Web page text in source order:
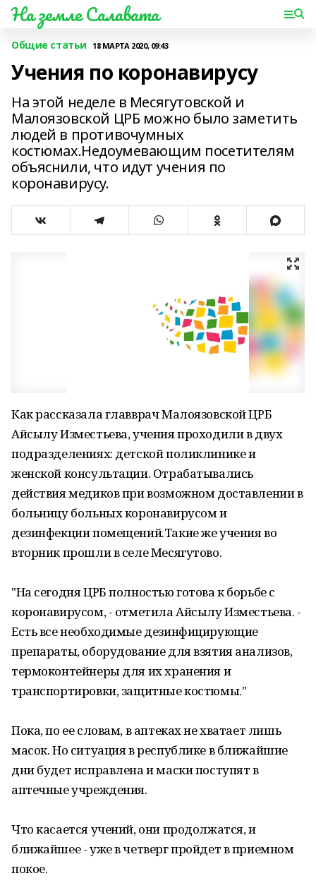
На земле Салавата
Общие статьи 18 МАРТА 2020, 09:43
Учения по коронавирусу
На этой неделе в Месягутовской и
Малоязовской ЦРБ можно было заметить
людей в противочумных
костюмах.Недоумевающим посетителям
объяснили, что идут учения по
коронавирусу.
Как рассказала главврач Малоязовской ЦРБ
Айсылу Изместьева, учения проходили в двух
подразделениях: детской поликлинике и
женской консультации. Отрабатывались
действия медиков при возможном доставлении в
больницу больных коронавирусом и
дезинфекции помещений.Такие же учения во
вторник прошли в селе Месягутово.
"На сегодня ЦРБ полностью готова к борьбе с
коронавирусом, - отметила Айсылу Изместьева. -
Есть все необходимые дезинфицирующие
препараты, оборудование для взятия анализов,
термоконтейнеры для их хранения и
транспортировки, защитные костюмы."
Пока, по ее словам, в аптеках не хватает лишь
масок. Но ситуация в республике в ближайшие
дни будет исправлена и маски поступят в
аптечные учреждения.
Что касается учений, они продолжатся, и
ближайшее - уже в четверг пройдет в приемном
покое.